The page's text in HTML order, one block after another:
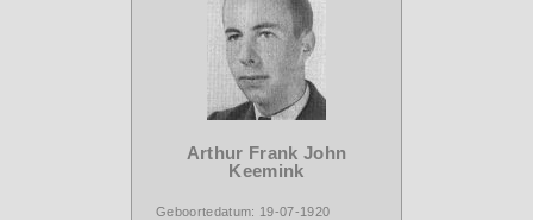
Arthur Frank John
Keemink
Geboortedatum: 19-07-1920